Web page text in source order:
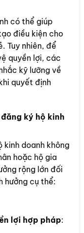
có thể giúp
điều kiện cho
Tuy nhiên, để
quyền lợi, các
kỹ lưỡng về
quyết định
ký hộ kinh
kinh doanh không
hoặc hộ gia
rộng lớn đối
hưởng cụ thể:
lợi hợp pháp: